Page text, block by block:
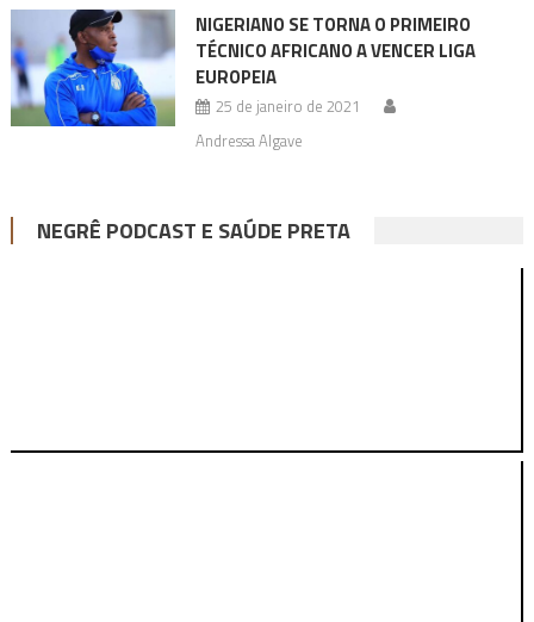
NIGERIANO SE TORNA O PRIMEIRO
TÉCNICO AFRICANO A VENCER LIGA
EUROPEIA
25 de janeiro de 2021
Andressa Algave
NEGRÊ PODCAST E SAÚDE PRETA